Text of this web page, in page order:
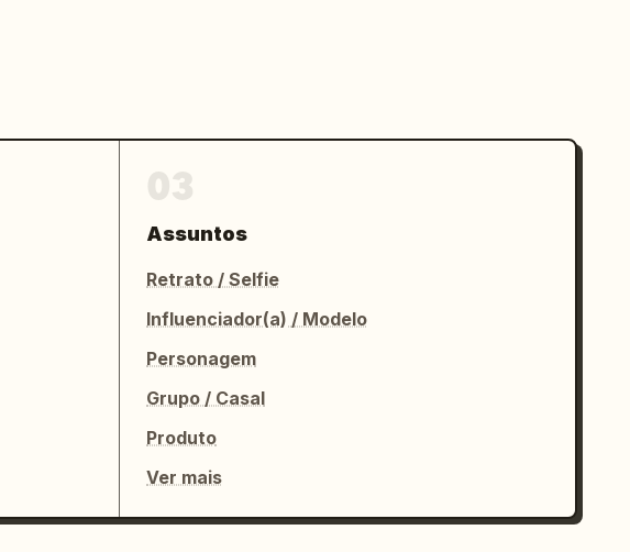
Assuntos
Retrato / Selfie
Influenciador(a) / Modelo
Personagem
Grupo / Casal
Produto
Ver mais